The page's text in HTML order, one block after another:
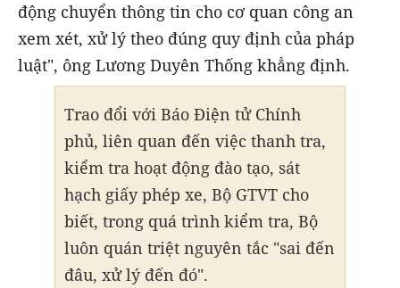
động chuyển thông tin cho cơ quan công an
xem xét, xử lý theo đúng quy định của pháp
luật", ông Lương Duyên Thống khẳng định.
Trao đổi với Báo Điện tử Chính
phủ, liên quan đến việc thanh tra,
kiểm tra hoạt động đào tạo, sát
hạch giấy phép xe, Bộ GTVT cho
biết, trong quá trình kiểm tra, Bộ
luôn quán triệt nguyên tắc "sai đến
đâu, xử lý đến đó".